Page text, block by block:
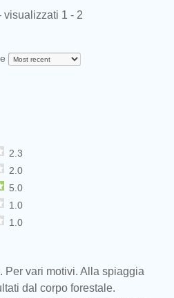
visualizzati 1 - 2
2.3
2.0
5.0
1.0
1.0
Per vari motivi. Alla spiaggia
dal corpo forestale.